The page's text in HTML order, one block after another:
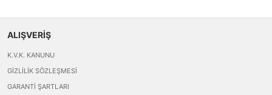
ALIŞVERİŞ
K.V.K. KANUNU
GIZLILIK SÖZLEŞMESI
GARANTI ŞARTLARI